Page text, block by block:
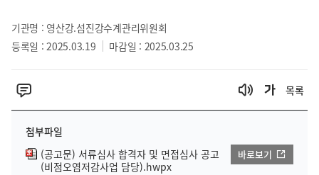
기관명 : 영산강.섬진강수계관리위원회
등록일 : 2025.03.19
마감일 : 2025.03.25
목록
첨부파일
(공고문) 서류심사 합격자 및 면접심사 공고
(비점오염저감사업 담당).hwpx
바로보기